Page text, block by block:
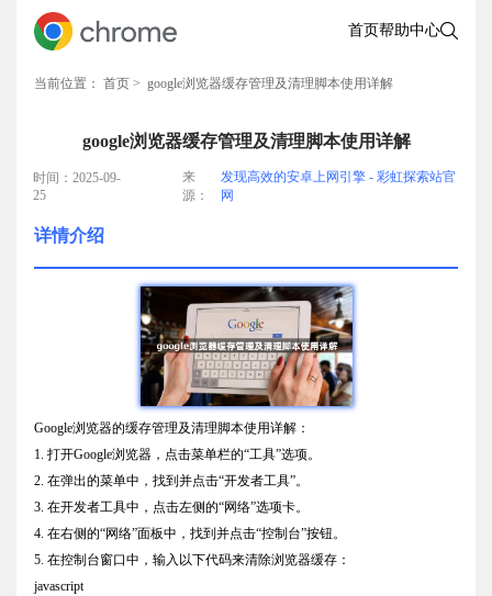
首页帮助中心
当前位置： 首页 > google浏览器缓存管理及清理脚本使用详解
google浏览器缓存管理及清理脚本使用详解
时间：2025-09-
25
来
源：
发现高效的安卓上网引擎 - 彩虹探索站官
网
详情介绍
Google浏览器的缓存管理及清理脚本使用详解：
1. 打开Google浏览器，点击菜单栏的“工具”选项。
2. 在弹出的菜单中，找到并点击“开发者工具”。
3. 在开发者工具中，点击左侧的“网络”选项卡。
4. 在右侧的“网络”面板中，找到并点击“控制台”按钮。
5. 在控制台窗口中，输入以下代码来清除浏览器缓存：
javascript